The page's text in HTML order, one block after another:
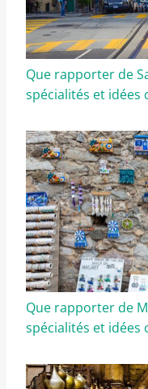
Que rapporter de
spécialités et idées
Que rapporter de
spécialités et idées